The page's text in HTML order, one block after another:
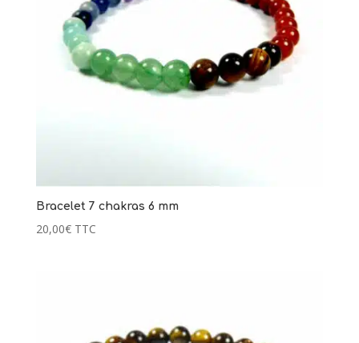
Bracelet 7 chakras 6 mm
20,00€ TTC
Lucie